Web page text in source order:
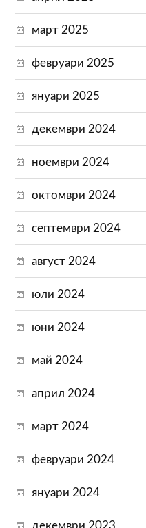
март 2025
февруари 2025
януари 2025
декември 2024
ноември 2024
октомври 2024
септември 2024
август 2024
юли 2024
юни 2024
май 2024
април 2024
март 2024
февруари 2024
януари 2024